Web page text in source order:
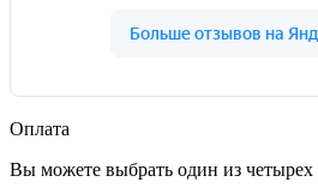
Оплата
Вы можете выбрать один из четырех